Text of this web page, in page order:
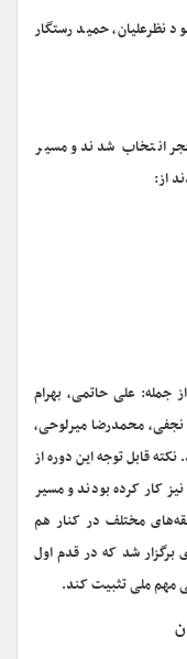
نظرعلیان، حمید رستگار
انتخاب شدند و مسیر
از:
جمله: علی حاتمی، بهرام
محمدرضا میرلوحی،
قابل توجه این دوره از
کار کرده بودند و مسیر
مختلف در کنار هم
برگزار شد که در قدم اول
مهم ملی تثبیت کند.